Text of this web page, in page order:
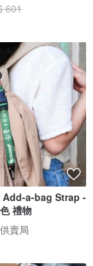
601
Add-a-bag Strap -
禮物
賣局